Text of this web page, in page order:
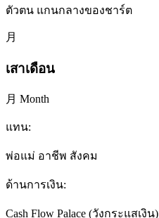
ตัวตน แกนกลางของชาร์ต
月
เสาเดือน
月 Month
แทน:
พ่อแม่ อาชีพ สังคม
ด้านการเงิน:
Cash Flow Palace (วังกระแสเงิน)